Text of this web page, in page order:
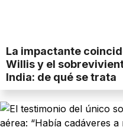
La impactante
Willis y el
India: de qué se trata